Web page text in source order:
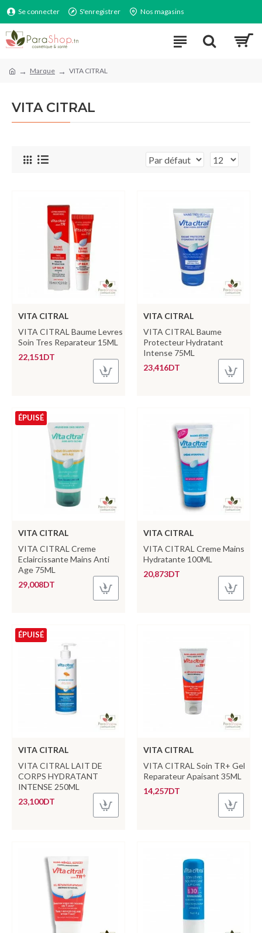
Se connecter S'enregistrer Nos magasins
Marque VITA CITRAL
VITA CITRAL
VITA CITRAL
VITA CITRAL Baume Levres
Soin Tres Reparateur 15ML
22,151DT
VITA CITRAL
VITA CITRAL Baume
Protecteur Hydratant
Intense 75ML
23,416DT
ÉPUISÉ
VITA CITRAL
VITA CITRAL Creme
Eclaircissante Mains Anti
Age 75ML
29,008DT
VITA CITRAL
VITA CITRAL Creme Mains
Hydratante 100ML
20,873DT
ÉPUISÉ
VITA CITRAL
VITA CITRAL LAIT DE
CORPS HYDRATANT
INTENSE 250ML
23,100DT
VITA CITRAL
VITA CITRAL Soin TR+ Gel
Reparateur Apaisant 35ML
14,257DT